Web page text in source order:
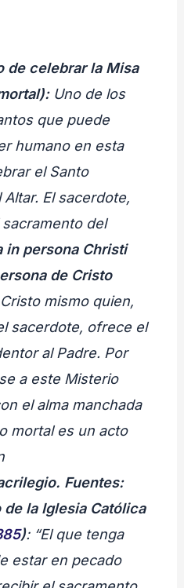
de celebrar la Misa
Uno de los
que puede
humano en esta
el Santo
El sacerdote,
del
in persona Christi
de Cristo
mismo quien,
sacerdote, ofrece el
al Padre. Por
a este Misterio
el alma manchada
mortal es un acto
Fuentes:
de la Iglesia Católica
): “El que tenga
estar en pecado